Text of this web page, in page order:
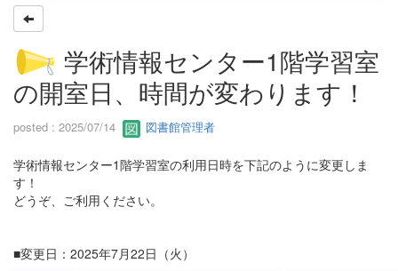
学術情報センター1階学習室
の開室日、時間が変わります！
posted : 2025/07/14 図書館管理者
学術情報センター1階学習室の利用日時を下記のように変更しま
す！
どうぞ、ご利用ください。
■変更日：2025年7月22日（火）